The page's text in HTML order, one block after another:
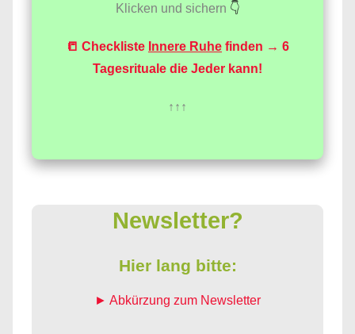
Klicken und sichern 👇
📒 Checkliste Innere Ruhe finden → 6
Tagesrituale die Jeder kann!
↑↑↑
Newsletter?
Hier lang bitte:
► Abkürzung zum Newsletter